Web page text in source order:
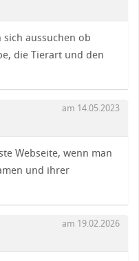
sich aussuchen ob
die Tierart und den
am 14.05.2023
Webseite, wenn man
und ihrer
am 19.02.2026